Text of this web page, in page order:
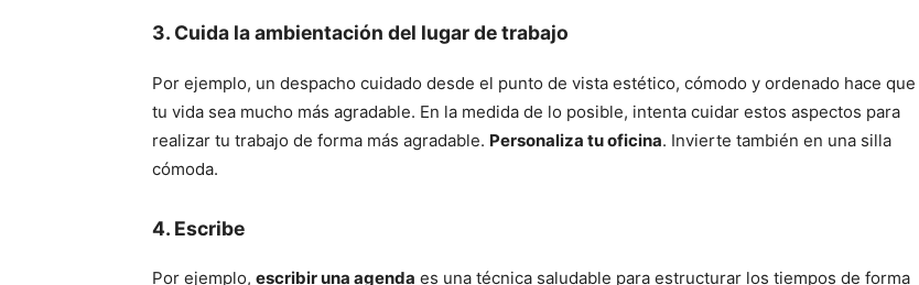
3. Cuida la ambientación del lugar de trabajo
Por ejemplo, un despacho cuidado desde el punto de vista estético, cómodo y ordenado hace que
tu vida sea mucho más agradable. En la medida de lo posible, intenta cuidar estos aspectos para
realizar tu trabajo de forma más agradable. Personaliza tu oficina. Invierte también en una silla
cómoda.
4. Escribe
Por ejemplo, escribir una agenda es una técnica saludable para estructurar los tiempos de forma